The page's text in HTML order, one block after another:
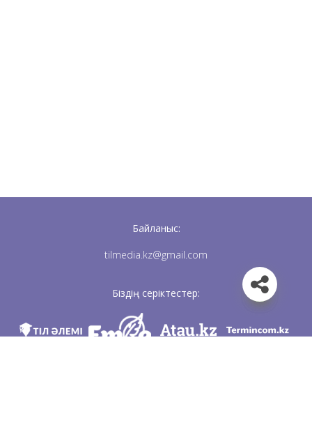
Байланыс:
tilmedia.kz@gmail.com
Біздің серіктестер: